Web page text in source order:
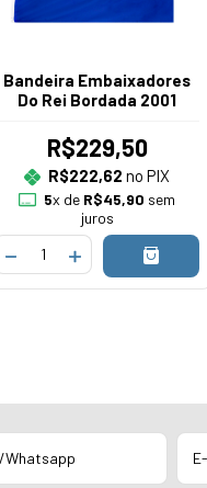
Bandeira Embaixadores
Do Rei Bordada 2001
R$229,50
R$222,62 no PIX
5x de R$45,90 sem
juros